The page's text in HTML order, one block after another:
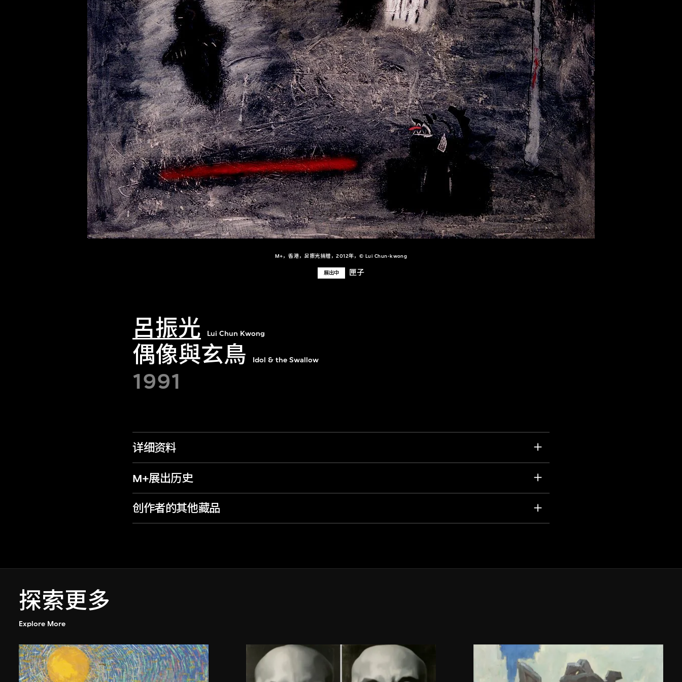
M+，香港，呂振光捐贈，2012年，© Lui Chun-kwong
展出中 匣子
呂振光 Lui Chun Kwong
偶像與玄鳥 Idol & the Swallow
1991
详细资料
M+展出历史
创作者的其他藏品
探索更多
Explore More